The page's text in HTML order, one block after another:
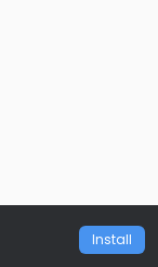
Install